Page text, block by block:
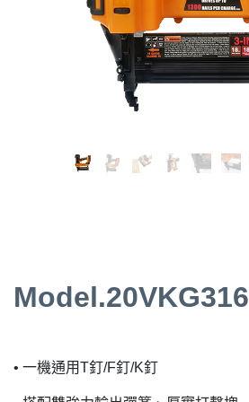
Model.20VKG316
• 一機通用T釘/F釘/K釘